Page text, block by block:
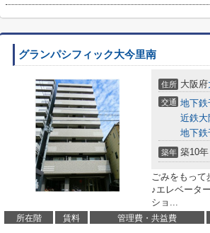
グランパシフィック大今里南
住所 大阪府
交通 地下鉄
近鉄大
地下鉄
築年 築10年
ごみをもって
♪エレベータ
ショ...
所在階 賃料 管理費・共益費